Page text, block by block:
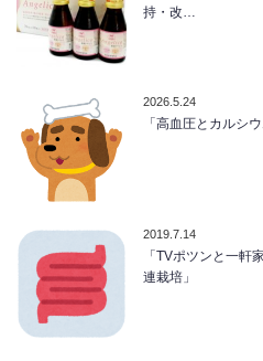
持・改…
2026.5.24
「高血圧とカルシウ
2019.7.14
「TVポツンと一
連栽培」